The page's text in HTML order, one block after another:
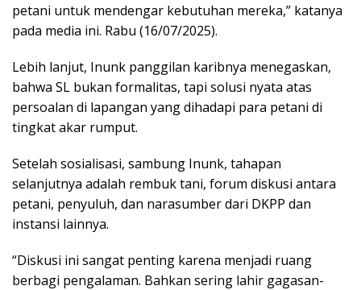
petani untuk mendengar kebutuhan mereka,” katanya
pada media ini. Rabu (16/07/2025).
Lebih lanjut, Inunk panggilan karibnya menegaskan,
bahwa SL bukan formalitas, tapi solusi nyata atas
persoalan di lapangan yang dihadapi para petani di
tingkat akar rumput.
Setelah sosialisasi, sambung Inunk, tahapan
selanjutnya adalah rembuk tani, forum diskusi antara
petani, penyuluh, dan narasumber dari DKPP dan
instansi lainnya.
“Diskusi ini sangat penting karena menjadi ruang
berbagi pengalaman. Bahkan sering lahir gagasan-